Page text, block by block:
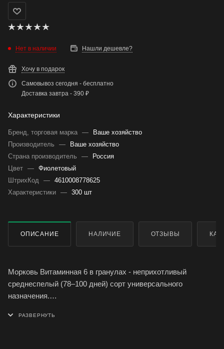
Нет в наличии Нашли дешевле?
Хочу в подарок
Самовывоз сегодня - бесплатно
Доставка завтра - 390 ₽
Характеристики
Бренд, торговая марка —
Ваше хозяйство
Производитель
—
Ваше хозяйство
Страна производитель
—
Россия
Цвет — Фиолетовый
ШтрихКод — 4610008778625
Характеристики — 300 шт
ОПИСАНИЕ НАЛИЧИЕ ОТЗЫВЫ
Морковь Витаминная 6 в гранулах - неприхотливый
среднеспелый (78–100 дней) сорт универсального
назначения.
160 г, мякоть оранжевая, сладкая, сочная, сердцевина